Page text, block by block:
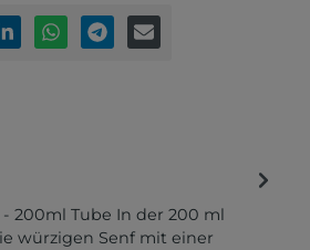
200ml Tube In der 200 ml
würzigen Senf mit einer